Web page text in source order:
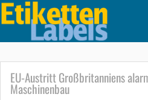
EU-Austritt Großbritanniens
Maschinenbau